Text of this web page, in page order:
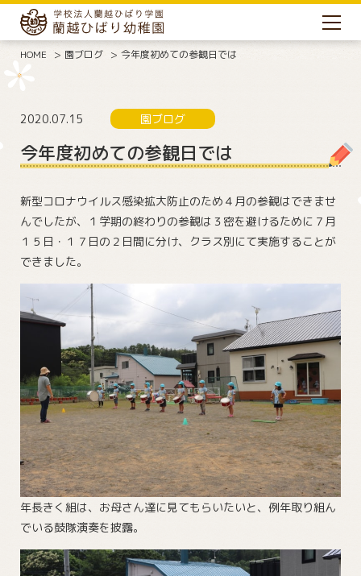
HOME 園ブログ 今年度初めての参観日では
2020.07.15 園ブログ
今年度初めての参観日では
新型コロナウイルス感染拡大防止のため４月の参観はできませ
んでしたが、１学期の終わりの参観は３密を避けるために７月
１５日・１７日の２日間に分け、クラス別にて実施することが
できました。
年長きく組は、お母さん達に見てもらいたいと、例年取り組ん
でいる鼓隊演奏を披露。